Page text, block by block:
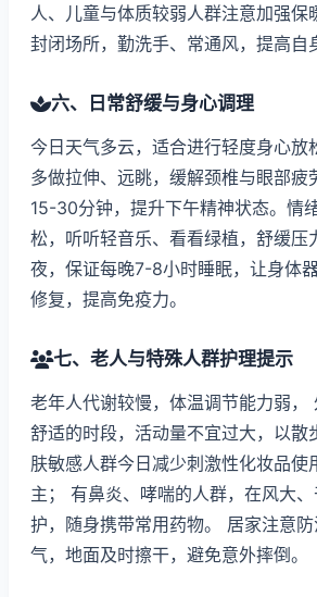
人、儿童与体质较弱人群注意加强保
封闭场所，勤洗手、常通风，提高自
六、日常舒缓与身心调理
今日天气多云，适合进行轻度身心放
多做拉伸、远眺，缓解颈椎与眼部疲
15-30分钟，提升下午精神状态。情
松，听听轻音乐、看看绿植，舒缓压
夜，保证每晚7-8小时睡眠，让身体
修复，提高免疫力。
七、老人与特殊人群护理提示
老年人代谢较慢，体温调节能力弱，
舒适的时段，活动量不宜过大，以散
肤敏感人群今日减少刺激性化妆品使
主； 有鼻炎、哮喘的人群，在风大
护，随身携带常用药物。 居家注意
气，地面及时擦干，避免意外摔倒。